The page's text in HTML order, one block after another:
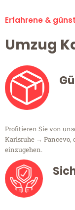
Erfahrene &
Umzug
Profitieren Sie von
Karlsruhe → Pancevo,
einzugehen.